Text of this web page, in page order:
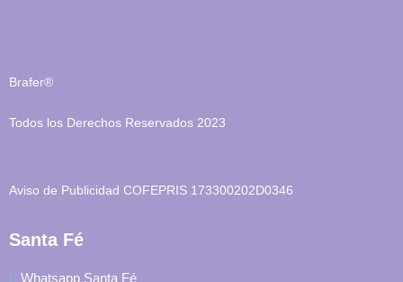
Brafer®
Todos los Derechos Reservados 2023
Aviso de Publicidad COFEPRIS 173300202D0346
Santa Fé
Whatsapp Santa Fé